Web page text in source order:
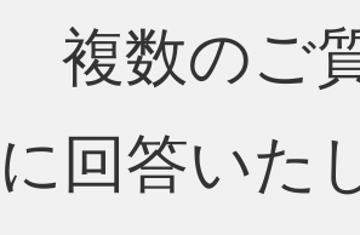
複数のご
に回答いた